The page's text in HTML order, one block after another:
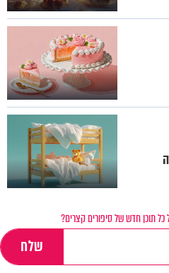
תוכן חדש של סיפורים קצרים?